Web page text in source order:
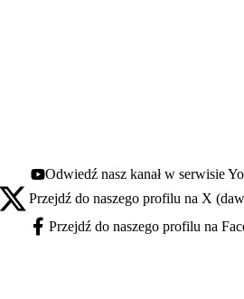
Youtube - otwiera się w nowej karcie
Odwiedź nasz kanał w serwisie
X - otwiera się w nowej karcie
Przejdź do naszego profilu na X
Facebook - otwiera się w nowej karcie
Przejdź do naszego profilu na